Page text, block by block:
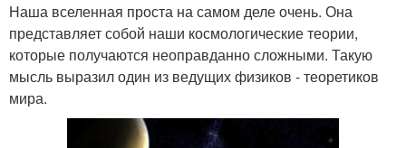
Наша вселенная проста на самом деле очень. Она
представляет собой наши космологические теории,
которые получаются неоправданно сложными. Такую
мысль выразил один из ведущих физиков - теоретиков
мира.